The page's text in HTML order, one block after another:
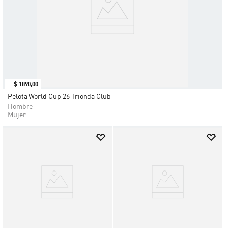
$ 1890,00
Pelota World Cup 26 Trionda Club
Hombre
Mujer